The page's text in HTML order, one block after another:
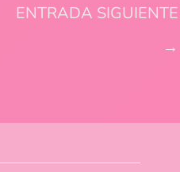
ENTRADA SIGUIENTE
→